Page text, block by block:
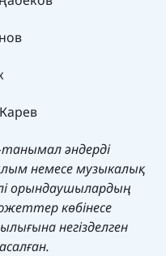
әндерді
немесе музыкалық
орындаушылардың
көбінесе
негізделген